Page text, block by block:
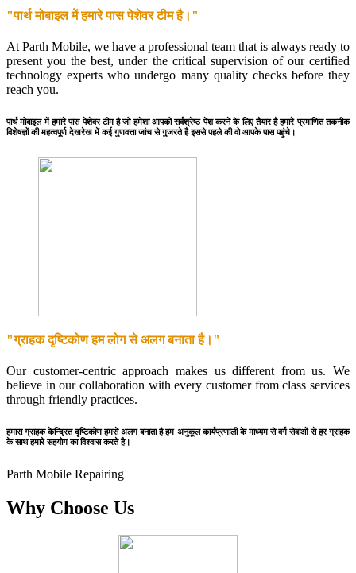
"पार्थ मोबाइल में हमारे पास पेशेवर टीम है।"
At Parth Mobile, we have a professional team that is always ready to
present you the best, under the critical supervision of our certified
technology experts who undergo many quality checks before they
reach you.
पार्थ मोबाइल में हमारे पास पेशेवर टीम है जो हमेशा आपको सर्वश्रेष्ठ पेश करने के लिए तैयार है हमारे प्रमाणित तकनीक
विशेषज्ञों की महत्वपूर्ण देखरेख में कई गुणवत्ता जांच से गुजरते है इससे पहले की वो आपके पास पहुंचे।
"ग्राहक दृष्टिकोण हम लोग से अलग बनाता है।"
Our customer-centric approach makes us different from us. We
believe in our collaboration with every customer from class services
through friendly practices.
हमारा ग्राहक केन्द्रित दृष्टिकोण हमसे अलग बनाता है हम अनुकूल कार्यप्रणाली के माध्यम से वर्ग सेवाओं से हर ग्राहक
के साथ हमारे सहयोग का विश्वास करते है।
Parth Mobile Repairing
Why Choose Us